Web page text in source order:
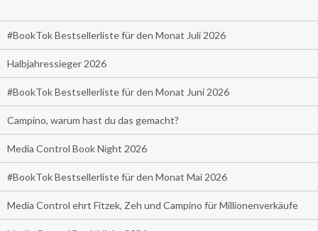
#BookTok Bestsellerliste für den Monat Juli 2026
Halbjahressieger 2026
#BookTok Bestsellerliste für den Monat Juni 2026
Campino, warum hast du das gemacht?
Media Control Book Night 2026
#BookTok Bestsellerliste für den Monat Mai 2026
Media Control ehrt Fitzek, Zeh und Campino für Millionenverkäufe